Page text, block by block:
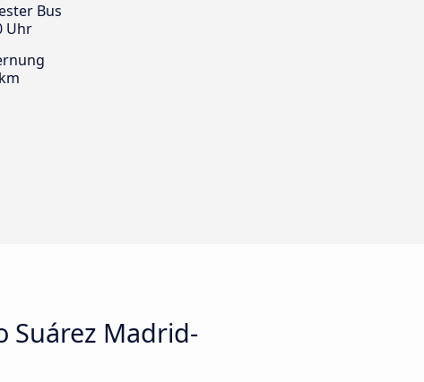
Bus
Uhr
Suárez Madrid-